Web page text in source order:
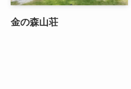
金の森山荘